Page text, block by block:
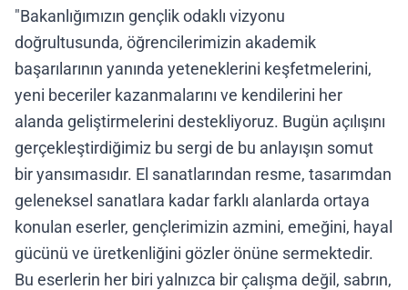
"Bakanlığımızın gençlik odaklı vizyonu
doğrultusunda, öğrencilerimizin akademik
başarılarının yanında yeteneklerini keşfetmelerini,
yeni beceriler kazanmalarını ve kendilerini her
alanda geliştirmelerini destekliyoruz. Bugün açılışını
gerçekleştirdiğimiz bu sergi de bu anlayışın somut
bir yansımasıdır. El sanatlarından resme, tasarımdan
geleneksel sanatlara kadar farklı alanlarda ortaya
konulan eserler, gençlerimizin azmini, emeğini, hayal
gücünü ve üretkenliğini gözler önüne sermektedir.
Bu eserlerin her biri yalnızca bir çalışma değil, sabrın,